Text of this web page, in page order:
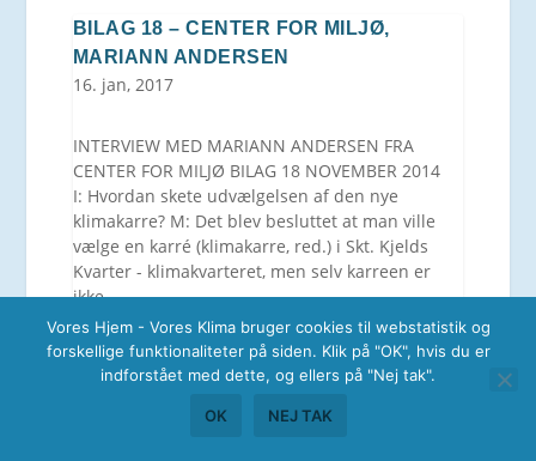
BILAG 18 – CENTER FOR MILJØ,
MARIANN ANDERSEN
16. jan, 2017
INTERVIEW MED MARIANN ANDERSEN FRA
CENTER FOR MILJØ BILAG 18 NOVEMBER 2014
I: Hvordan skete udvælgelsen af den nye
klimakarre? M: Det blev besluttet at man ville
vælge en karré (klimakarre, red.) i Skt. Kjelds
Kvarter - klimakvarteret, men selv karreen er
ikke...
læs mere
Vores Hjem - Vores Klima bruger cookies til webstatistik og
forskellige funktionaliteter på siden. Klik på "OK", hvis du er
indforstået med dette, og ellers på "Nej tak".
OK NEJ TAK